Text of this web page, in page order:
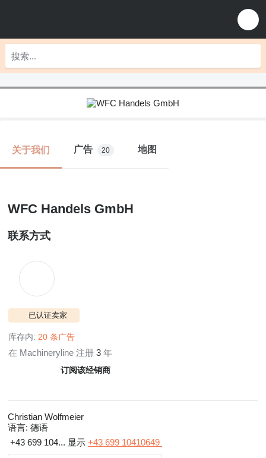
关于我们 广告 20 地图
WFC Handels GmbH
联系方式
已认证卖家
库存内: 20 条广告
在 Machineryline 注册 3 年
订阅该经销商
Christian Wolfmeier
语言: 德语
+43 699 104... 显示 +43 699 10410649